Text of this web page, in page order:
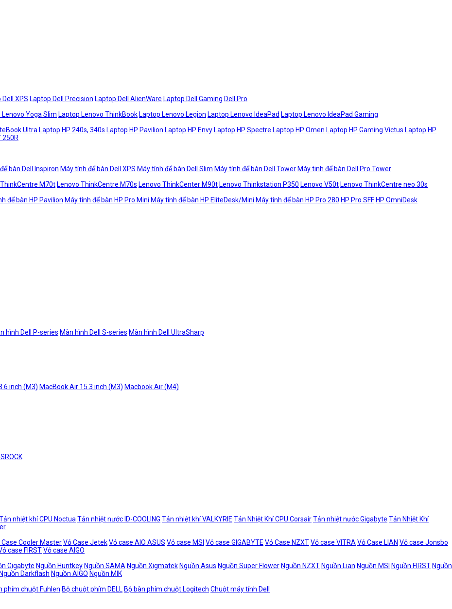
Dell XPS Laptop Dell Precision Laptop Dell AlienWare Laptop Dell Gaming Dell Pro
Lenovo Yoga Slim Laptop Lenovo ThinkBook Laptop Lenovo Legion Laptop Lenovo IdeaPad Laptop Lenovo IdeaPad Gaming
Ultra Laptop HP 240s, 340s Laptop HP Pavilion Laptop HP Envy Laptop HP Spectre Laptop HP Omen Laptop HP Gaming Victus Laptop HP
250R
bàn Dell Inspiron Máy tính để bàn Dell XPS Máy tính để bàn Dell Slim Máy tính để bàn Dell Tower Máy tinh để bàn Dell Pro Tower
M70t Lenovo ThinkCentre M70s Lenovo ThinkCenter M90t Lenovo Thinkstation P350 Lenovo V50t Lenovo ThinkCentre neo 30s
để bàn HP Pavilion Máy tính để bàn HP Pro Mini Máy tính để bàn HP EliteDesk/Mini Máy tính để bàn HP Pro 280 HP Pro SFF HP OmniDesk
hình Dell P-series Màn hình Dell S-series Màn hình Dell UltraSharp
inch (M3) MacBook Air 15.3 inch (M3) Macbook Air (M4)
nhiệt khí CPU Noctua Tản nhiệt nước ID-COOLING Tản nhiệt khí VALKYRIE Tản Nhiệt Khí CPU CorsairTản nhiệt nước Gigabyte Tản Nhiệt Khí
Case Cooler MasterVỏ Case JetekVỏ case AIO ASUS Vỏ case MSI Vỏ case GIGABYTE Vỏ Case NZXTVỏ case VITRA Vỏ Case LIAN Vỏ case Jonsbo
case FIRSTVỏ case AIGO
Gigabyte Nguồn Huntkey Nguồn SAMA Nguồn Xigmatek Nguồn Asus Nguồn Super Flower Nguồn NZXT Nguồn Lian Nguồn MSI Nguồn FIRST Nguồn
Nguồn Darkflash Nguồn AIGO Nguồn MIK
phím chuột Fuhlen Bộ chuột phím DELL Bộ bàn phím chuột Logitech Chuột máy tính Dell